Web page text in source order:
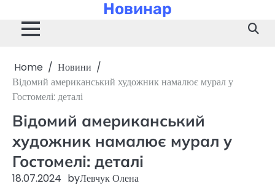
content
Новинар
Home
Новини
Відомий американський художник намалює мурал у
Гостомелі: деталі
Відомий американський
художник намалює мурал у
Гостомелі: деталі
18.07.2024 byЛевчук Олена